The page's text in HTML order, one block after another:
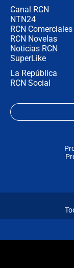
Canal RCN
NTN24
RCN Comerciales
RCN Novelas
Noticias RCN
SuperLike
La República
RCN Social